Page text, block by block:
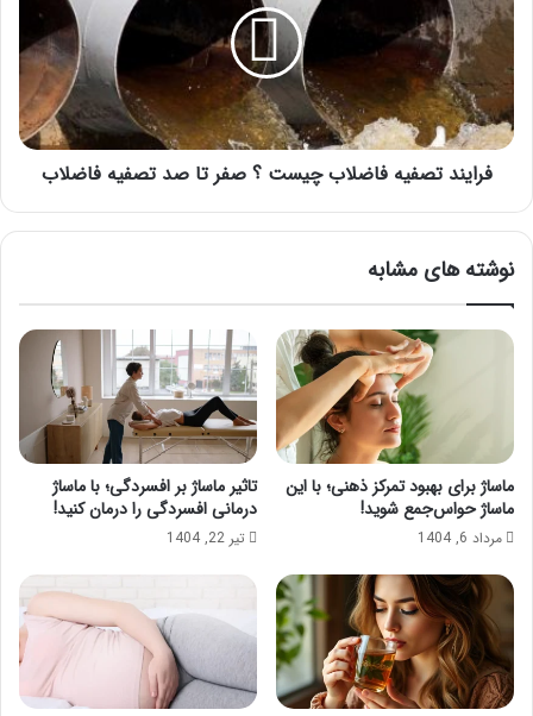
چیست
صفر
تا
صد
تصفیه
فاضلاب
فرایند تصفیه فاضلاب چیست ؟ صفر تا صد تصفیه فاضلاب
نوشته های مشابه
ماساژ برای بهبود تمرکز ذهنی؛ با این
ماساژ حواس‌جمع شوید!
مرداد 6, 1404
تاثیر ماساژ بر افسردگی؛ با ماساژ
درمانی افسردگی را درمان کنید!
تیر 22, 1404